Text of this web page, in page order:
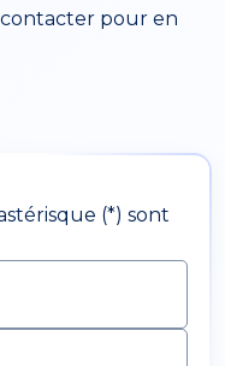
contacter pour en
(*) sont